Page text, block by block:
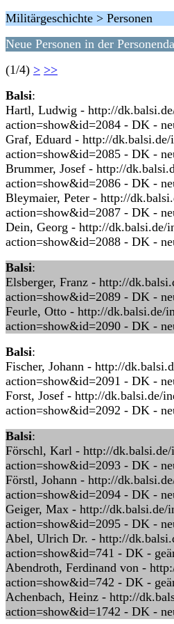
Militärgeschichte > Personen
Neue Personen in der
(1/4) > >>
Balsi:
Hartl, Ludwig - http://
action=show&id=2084 - DK -
Graf, Eduard - http://dk.balsi.de/
action=show&id=2085 - DK -
Brummer, Josef - http://
action=show&id=2086 - DK -
Bleymaier, Peter - http://
action=show&id=2087 - DK -
Dein, Georg - http://dk.balsi.de/
action=show&id=2088 - DK -
Balsi:
Elsberger, Franz - http://
action=show&id=2089 - DK -
Feurle, Otto - http://dk.balsi.de/
action=show&id=2090 - DK -
Balsi:
Fischer, Johann - http://
action=show&id=2091 - DK -
Forst, Josef - http://dk.balsi.de/
action=show&id=2092 - DK -
Balsi:
Förschl, Karl - http://dk.balsi.de/
action=show&id=2093 - DK -
Förstl, Johann - http://
action=show&id=2094 - DK -
Geiger, Max - http://dk.balsi.de/
action=show&id=2095 - DK -
Abel, Ulrich Dr. - http://
action=show&id=741 - DK -
Abendroth, Ferdinand von -
action=show&id=742 - DK -
Achenbach, Heinz - http://
action=show&id=1742 - DK -